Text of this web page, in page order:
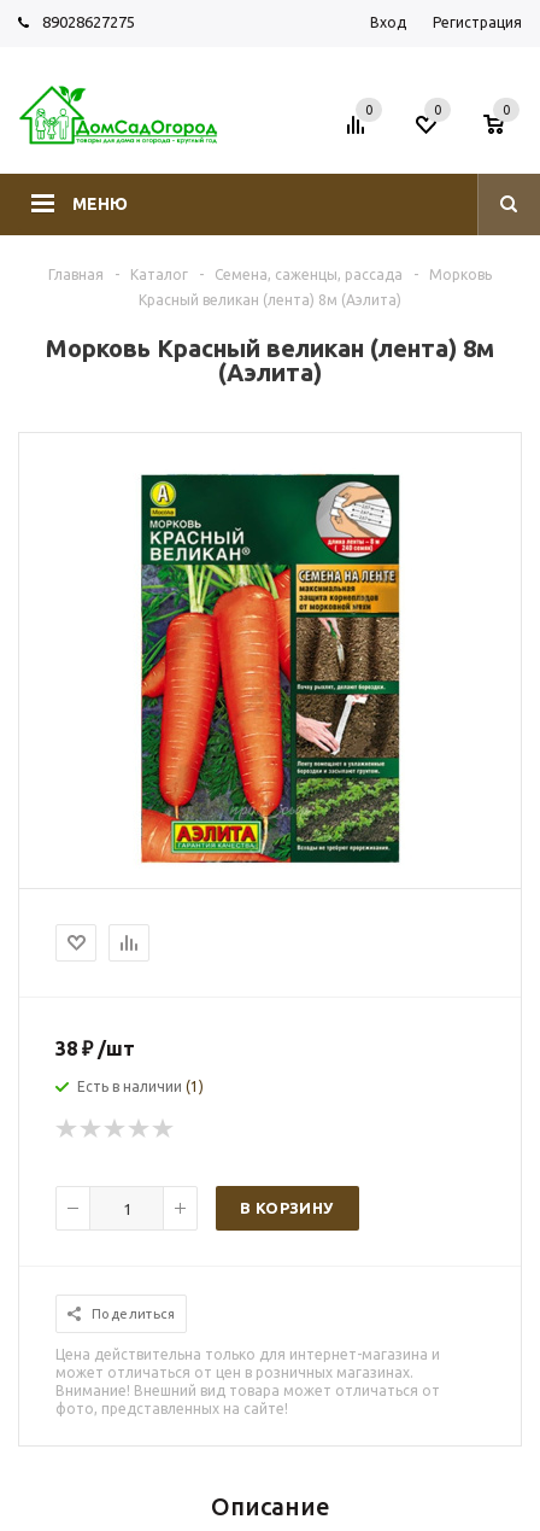
89028627275 Вход Регистрация
МЕНЮ
0 0 0
Главная - Каталог - Семена, саженцы, рассада -
Морковь
Красный великан (лента) 8м (Аэлита)
Морковь Красный великан (лента) 8м
(Аэлита)
38 ₽ /шт
Есть в наличии (1)
В КОРЗИНУ
Поделиться
Цена действительна только для интернет-магазина и
может отличаться от цен в розничных магазинах.
Внимание! Внешний вид товара может отличаться от
фото, представленных на сайте!
Описание